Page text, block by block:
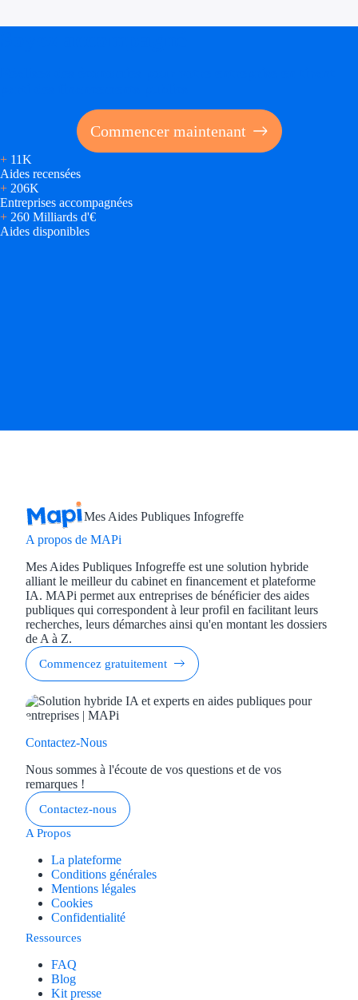
Aides Région
Aides Région
Outre-mer
Commencer maintenant
+ 11K
Aides recensées
+ 206K
Entreprises accompagnées
+ 260 Milliards d'€
Aides disponibles
Mes Aides Publiques Infogreffe
A propos de MAPi
Mes Aides Publiques Infogreffe est une solution hybride
alliant le meilleur du cabinet en financement et plateforme
IA. MAPi permet aux entreprises de bénéficier des aides
publiques qui correspondent à leur profil en facilitant leurs
recherches, leurs démarches ainsi qu'en montant les dossiers
de A à Z.
Commencez gratuitement
Contactez-Nous
Nous sommes à l'écoute de vos questions et de vos
remarques !
Contactez-nous
A Propos
La plateforme
Conditions générales
Mentions légales
Cookies
Confidentialité
Ressources
FAQ
Blog
Kit presse